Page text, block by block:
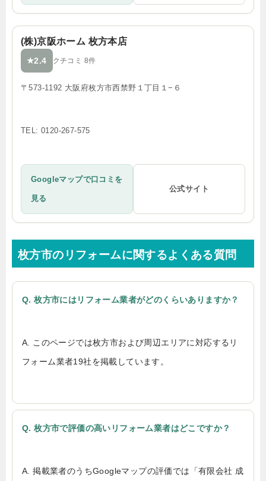
(株)京阪ホーム 枚方本店
★2.4 クチコミ 8件
〒573-1192 大阪府枚方市西禁野１丁目１−６
TEL: 0120-267-575
Googleマップで口コミを
見る
公式サイト
枚方市のリフォームに関するよくある質問
Q. 枚方市にはリフォーム業者がどのくらいありますか？
A. このページでは枚方市および周辺エリアに対応するリ
フォーム業者19社を掲載しています。
Q. 枚方市で評価の高いリフォーム業者はどこですか？
A. 掲載業者のうちGoogleマップの評価では「有限会社 成